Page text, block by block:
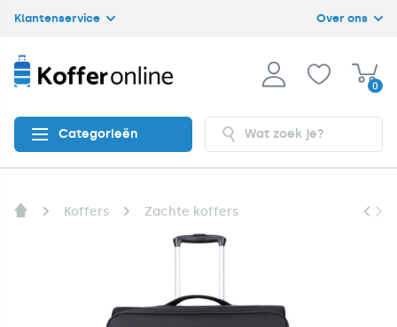
Klantenservice Over ons
0
Categorieën
Koffers Zachte koffers